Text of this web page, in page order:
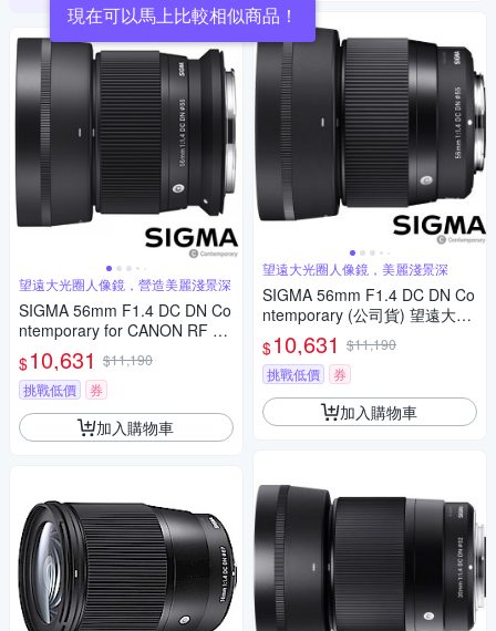
現在可以馬上比較相似商品！
望遠大光圈人像鏡，營造美麗淺景深
SIGMA 56mm F1.4 DC DN Co
ntemporary for CANON RF 接
環 (公司貨) 望遠大光圈定焦鏡
人像鏡 APS-C 無反微單眼專用
鏡頭
$10,631 $11,190
挑戰低價
券
加入購物車
望遠大光圈人像鏡，美麗淺景深
SIGMA 56mm F1.4 DC DN Co
ntemporary (公司貨) 望遠大光
圈定焦鏡頭 人像鏡 APS-C 無反
微單眼專用鏡頭
$10,631 $11,190
挑戰低價
券
加入購物車